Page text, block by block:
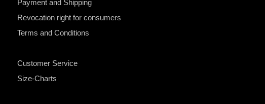
Payment and Shipping
Revocation right for consumers
Terms and Conditions
Customer Service
Size-Charts